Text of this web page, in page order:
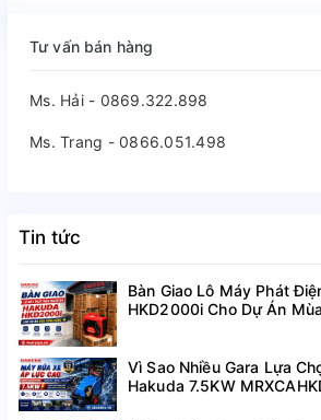
Tư vấn bán hàng
Ms. Hải - 0869.322.898
Ms. Trang - 0866.051.498
Tin tức
Bàn Giao Lô Máy Phát
HKD2000i Cho Dự Án
Vì Sao Nhiều Gara Lựa
Hakuda 7.5KW